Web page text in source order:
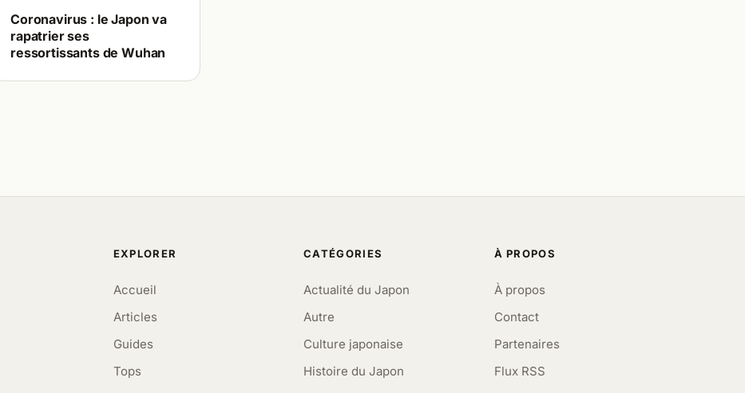
Coronavirus : le Japon va
rapatrier ses
ressortissants de Wuhan
EXPLORER
Accueil
Articles
Guides
Tops
CATÉGORIES
Actualité du Japon
Autre
Culture japonaise
Histoire du Japon
À PROPOS
À propos
Contact
Partenaires
Flux RSS